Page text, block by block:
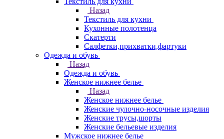
Назад
Текстиль для кухни
Кухонные полотенца
Скатерти
Салфетки,прихватки,фартуки
Одежда и обувь
Назад
Одежда и обувь
Женское нижнее белье
Назад
Женское нижнее белье
Женские чулочно-носочные изделия
Женские трусы,шорты
Женские бельевые изделия
Мужское нижнее белье